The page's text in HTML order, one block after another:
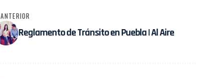
ANTERIOR
Reglamento de Tránsito en Puebla | Al Aire